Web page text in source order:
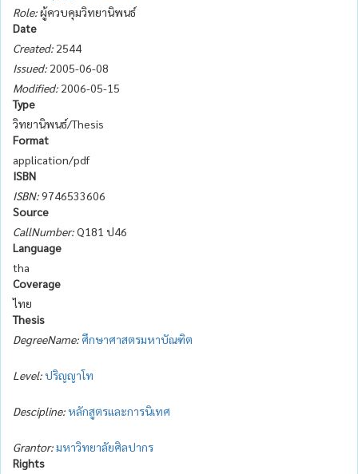
Role:ผู้ควบคุมวิทยานิพนธ์
Date
Created: 2544
Issued: 2005-06-08
Modified: 2006-05-15
Type
วิทยานิพนธ์/Thesis
Format
application/pdf
ISBN
ISBN:9746533606
Source
CallNumber:Q181 ป46
Language
tha
Coverage
ไทย
Thesis
DegreeName: ศึกษาศาสตรมหาบัณฑิต
Level:ปริญญาโท
Descipline:หลักสูตรและการนิเทศ
Grantor:มหาวิทยาลัยศิลปากร
Rights